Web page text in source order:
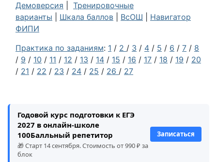
Демоверсия
Тренировочные
варианты
Шкала баллов ВсОШ
Навигатор
ФИПИ
Практика по заданиям: 1 / 2 / 3 / 4 / 5 / 6 / 7 / 8
/ 9 / 10 / 11 / 12 / 13 / 14 / 15 / 16 / 17 / 18 / 19 / 20
/ 21 / 22 / 23 / 24 / 25 / 26 / 27
Годовой курс подготовки к ЕГЭ
2027 в онлайн-школе
100Балльный репетитор
🎁 Старт 14 сентября. Стоимость от 990 ₽ за
блок
Записаться